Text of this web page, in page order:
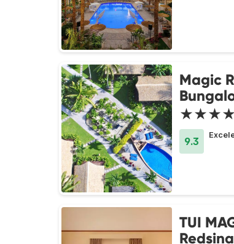
Magic
★★★★
9.3
TUI